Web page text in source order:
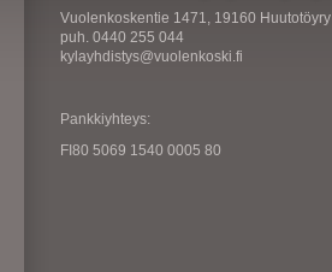
Vuolenkoskentie 1471, 19160 Huutotöyry
puh. 0440 255 044
kylayhdistys@vuolenkoski.fi
Pankkiyhteys:
FI80 5069 1540 0005 80